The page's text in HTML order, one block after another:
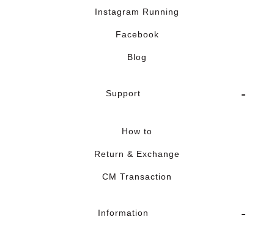
Instagram Running
Facebook
Blog
Support
How to
Return & Exchange
CM Transaction
Information